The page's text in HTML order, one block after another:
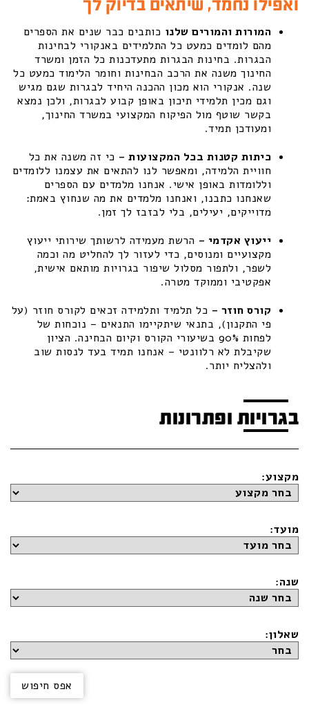
ואפילו נחמד, שיתאים בדיוק לך
המורות והמורים שלנו כותבים כבר שנים את הספרים
מהם לומדים כמעט כל התלמידים באנקורי לבחינות
הבגרות. בחינות הבגרות מתעדכנות כל הזמן ומשרד
החינוך משנה את הרכב הבחינות וחומר הלימוד כמעט כל
שנה. אנקורי הוא מכון ההכנה היחיד לבגרות שגם מגיש
וגם מכין תלמידי תיכון באופן קבוע לבגרות, ולכן נמצא
בקשר שוטף מול הפיקוח המקצועי במשרד החינוך,
ומעודכן תמיד.
כיתות קטנות בכל המקצועות – כי זה משנה את כל
חוויית הלמידה, ומאפשר לנו להתאים את עצמנו ללומדים
וללומדות באופן אישי. אנחנו מלמדים עם הספרים
שאנחנו כתבנו, ואנחנו מלמדים את מה שנחוץ באמת:
מדוייקים, יעילים, בלי לבזבז לך זמן.
ייעוץ אקדמי – הרשת מעמידה לרשותך שירותי ייעוץ
מקצועיים ומנוסים, כדי לעזור לך להחליט מה וכמה
לשפר, ולתפור מסלול שיפור בגרויות מותאם אישית,
אפקטיבי וממוקד מטרה.
קורס חוזר – כל תלמיד ותלמידה זכאים לקורס חוזר (על
פי התקנון), בתנאי שיתקיימו התנאים – נוכחות של
לפחות 90% בשיעורי הקורס וקיום הבחינה. הציון
שקיבלת לא רלוונטי – אנחנו תמיד בעד לנסות שוב
ולהצליח יותר.
בגרויות ופתרונות
מקצוע:
מועד:
שנה:
שאלון: